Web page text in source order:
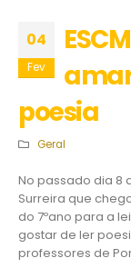
04
Fev
poesia
Geral
No passado dia 8
Surreira que
do 7ºano para a
gostar de ler
professores de